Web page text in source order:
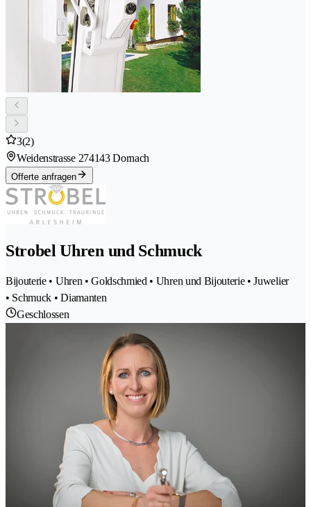
3(2)
Weidenstrasse 274143 Dornach
Offerte anfragen
Strobel Uhren und Schmuck
Bijouterie • Uhren • Goldschmied • Uhren und Bijouterie • Juwelier
• Schmuck • Diamanten
Geschlossen